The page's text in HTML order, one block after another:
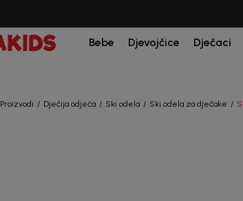
Bebe Djevojčice Dječaci
Proizvodi Dječija odjeća Ski odela Ski odela za dječake